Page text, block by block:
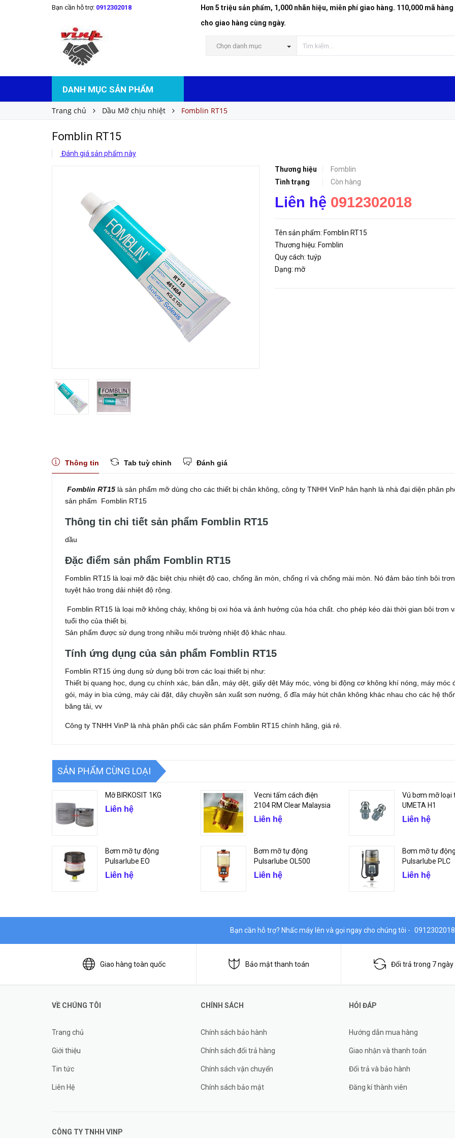
Bạn cần hỗ trợ: 0912302018
Hơn 5 triệu sản phẩm, 1,000 nhãn hiệu, miễn phí giao hàng. 110,000 mã
cho giao hàng cùng ngày.
Chọn danh mục
DANH MỤC SẢN PHẨM
Trang chủ Dầu Mỡ chịu nhiệt Fomblin RT15
Fomblin RT15
Đánh giá sản phẩm này
Thương hiệu
Fomblin
Tình trạng
Còn hàng
Liên hệ 0912302018
Tên sản phẩm: Fomblin RT15
Thương hiệu: Fomblin
Quy cách: tuýp
Dạng: mỡ
Fomblin RT15
Thông tin Tab tuỳ chỉnh Đánh giá
Fomblin RT15 là sản phẩm mỡ dùng cho các thiết bị chân không, công ty TNHH VinP hân hạnh là nhà đại diện phân
sản phẩm Fomblin RT15
Thông tin chi tiết sản phẩm Fomblin RT15
dầu
Đặc điểm sản phẩm Fomblin RT15
Fomblin RT15 là loại mỡ đặc biệt chịu nhiệt độ cao, chống ăn mòn, chống rỉ và chống mài mòn. Nó đảm bảo tính bôi trơn
tuyệt hảo trong dải nhiệt độ rộng.
Fomblin RT15 là loại mỡ không cháy, không bị oxi hóa và ảnh hưởng của hóa chất. cho phép kéo dài thời gian bôi trơn
tuổi thọ của thiết bị.
Sản phẩm được sử dụng trong nhiều môi trường nhiệt độ khác nhau.
Tính ứng dụng của sản phẩm Fomblin RT15
Fomblin RT15 ứng dụng sử dụng bôi trơn các loại thiết bị như:
Thiết bị quang học, dụng cụ chính xác, bán dẫn, máy dệt, giấy dệt Máy móc, vòng bi động cơ không khí nóng, máy móc
gói, máy in bìa cứng, máy cài đặt, dây chuyền sản xuất sơn nướng, ổ đĩa máy hút chân không khác nhau cho các hệ
băng tải, vv
Công ty TNHH VinP là nhà phân phối các sản phẩm Fomblin RT15 chính hãng, giá rẻ.
SẢN PHẨM CÙNG LOẠI
Mỡ BIRKOSIT 1KG
Liên hệ
Vecni tấm cách điện
2104 RM Clear Malaysia
Liên hệ
Vú bơm mỡ loại
UMETA H1
Liên hệ
Bơm mỡ tự động
Pulsarlube EO
Liên hệ
Bơm mỡ tự động
Pulsarlube OL500
Liên hệ
Bơm mỡ tự động
Pulsarlube PLC
Liên hệ
Bạn cần hỗ trợ? Nhấc máy lên và gọi ngay cho chúng tôi - 0912302018
Giao hàng toàn quốc Bảo mật thanh toán Đổi trả trong 7 ngày
VỀ CHÚNG TÔI
Trang chủ
Giới thiệu
Tin tức
Liên Hệ
CHÍNH SÁCH
Chính sách bảo hành
Chính sách đổi trả hàng
Chính sách vận chuyển
Chính sách bảo mật
HỎI ĐÁP
Hướng dẫn mua hàng
Giao nhận và thanh toán
Đổi trả và bảo hành
Đăng kí thành viên
CÔNG TY TNHH VINP